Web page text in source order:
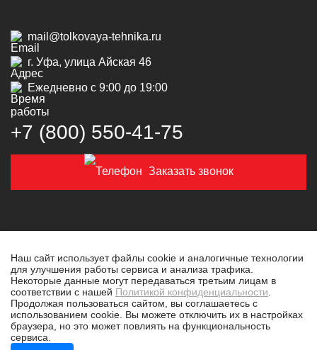
mail@tolkovaya-tehnika.ru
г. Уфа, улица Айская 46
Ежедневно с 9:00 до 19:00
+7 (800) 550‑41‑75
Заказать звонок
© 2019-2026 Толковая техника
Политика конфиденциальности
Разработано в tim-marketing.ru
Наш сайт использует файлы cookie и аналогичные технологии
для улучшения работы сервиса и анализа трафика.
Некоторые данные могут передаваться третьим лицам в
соответствии с нашей Политикой конфиденциальности
Продолжая пользоваться сайтом, вы соглашаетесь с
использованием cookie. Вы можете отключить их в настройках
браузера, но это может повлиять на функциональность
сервиса.